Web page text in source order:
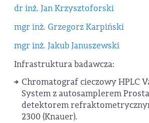
dr inż. Jan Krzysztoforski
mgr inż. Grzegorz Karpiński
mgr inż. Jakub Januszewski
Infrastruktura badawcza:
Chromatograf cieczowy HPLC
System z autosamplerem
detektorem
2300 (Knauer).